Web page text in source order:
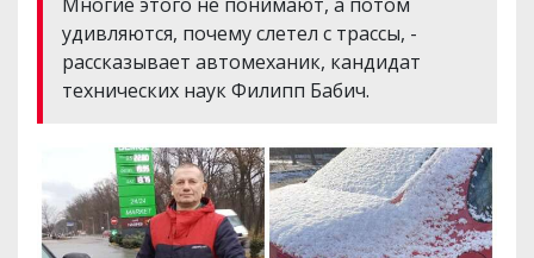
удивляются, почему слетел с трассы, -
рассказывает автомеханик, кандидат
технических наук Филипп Бабич.